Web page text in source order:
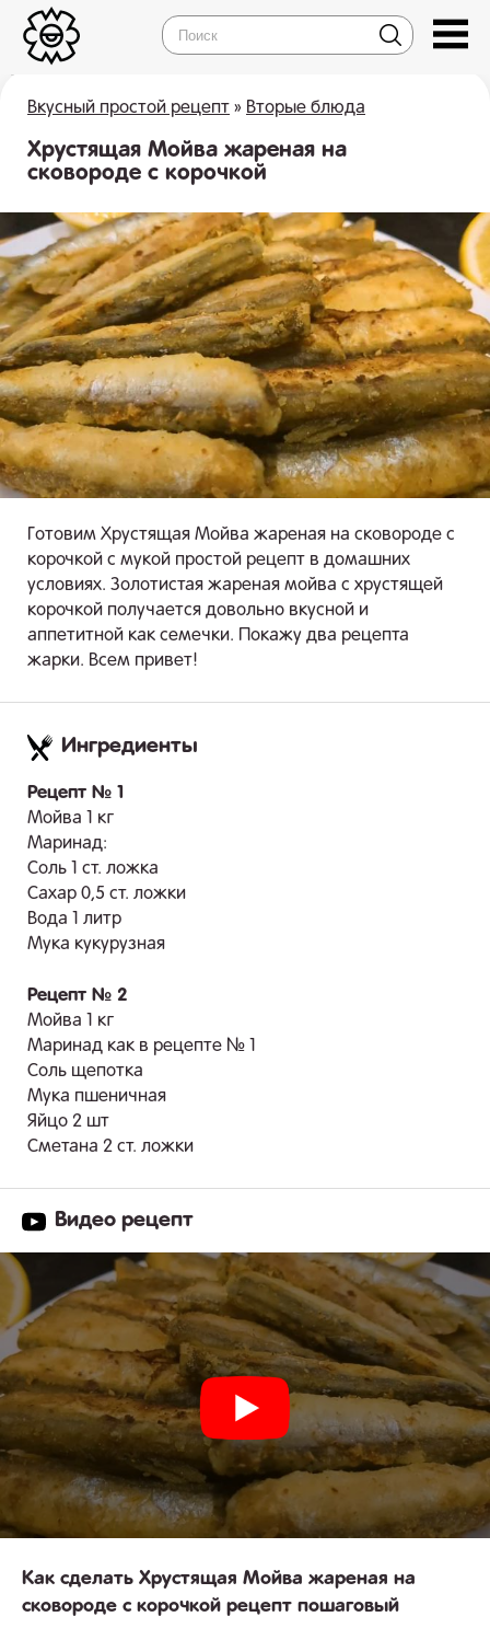
Вкусный простой рецепт » Вторые блюда
Хрустящая Мойва жареная на
сковороде с корочкой
Готовим Хрустящая Мойва жареная на сковороде с
корочкой с мукой простой рецепт в домашних
условиях. Золотистая жареная мойва с хрустящей
корочкой получается довольно вкусной и
аппетитной как семечки. Покажу два рецепта
жарки. Всем привет!
Ингредиенты
Рецепт № 1
Мойва 1 кг
Маринад:
Соль 1 ст. ложка
Сахар 0,5 ст. ложки
Вода 1 литр
Мука кукурузная
Рецепт № 2
Мойва 1 кг
Маринад как в рецепте № 1
Соль щепотка
Мука пшеничная
Яйцо 2 шт
Сметана 2 ст. ложки
Видео рецепт
Как сделать Хрустящая Мойва жареная на
сковороде с корочкой рецепт пошаговый